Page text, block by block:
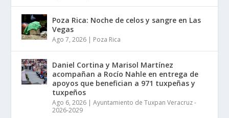
Poza Rica: Noche de celos y sangre en Las
Vegas
Ago 7, 2026 | Poza Rica
Daniel Cortina y Marisol Martínez
acompañan a Rocío Nahle en entrega de
apoyos que benefician a 971 tuxpeñas y
tuxpeños
Ago 6, 2026 |Ayuntamiento de Tuxpan Veracruz -
2026-2029